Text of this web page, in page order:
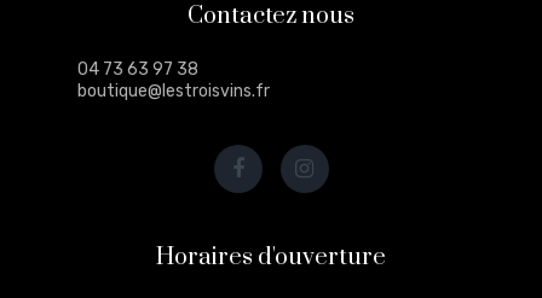
Contactez nous
04 73 63 97 38
boutique@lestroisvins.fr
Horaires d'ouverture